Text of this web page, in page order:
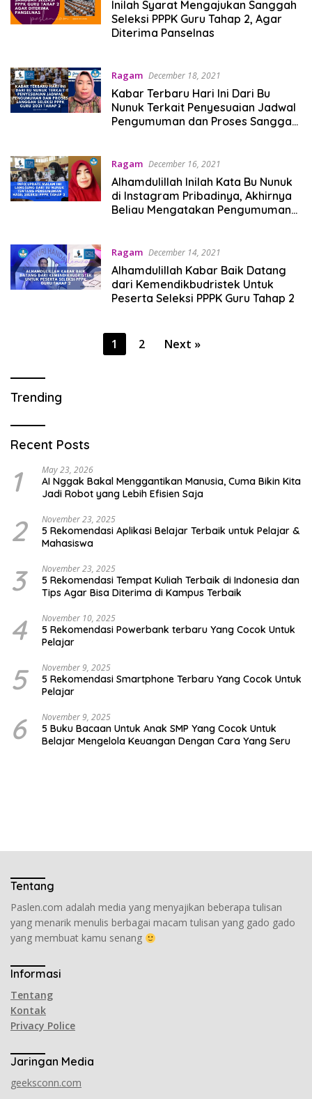
Inilah Syarat Mengajukan Sanggah
Seleksi PPPK Guru Tahap 2, Agar
Diterima Panselnas
Ragam December 18, 2021
Kabar Terbaru Hari Ini Dari Bu
Nunuk Terkait Penyesuaian Jadwal
Pengumuman dan Proses Sanggah
Ragam December 16, 2021
Alhamdulillah Inilah Kata Bu Nunuk
di Instagram Pribadinya, Akhirnya
Beliau Mengatakan Pengumuman
Ragam December 14, 2021
Alhamdulillah Kabar Baik Datang
dari Kemendikbudristek Untuk
Peserta Seleksi PPPK Guru Tahap 2
1 2 Next »
Trending
Recent Posts
1 May 23, 2026
AI Nggak Bakal Menggantikan Manusia, Cuma Bikin Kita
Jadi Robot yang Lebih Efisien Saja
2 November 23, 2025
5 Rekomendasi Aplikasi Belajar Terbaik untuk Pelajar &
Mahasiswa
3 November 23, 2025
5 Rekomendasi Tempat Kuliah Terbaik di Indonesia dan
Tips Agar Bisa Diterima di Kampus Terbaik
4 November 10, 2025
5 Rekomendasi Powerbank terbaru Yang Cocok Untuk
Pelajar
5 November 9, 2025
5 Rekomendasi Smartphone Terbaru Yang Cocok Untuk
Pelajar
6 November 9, 2025
5 Buku Bacaan Untuk Anak SMP Yang Cocok Untuk
Belajar Mengelola Keuangan Dengan Cara Yang Seru
Tentang
Paslen.com adalah media yang menyajikan beberapa tulisan
yang menarik menulis berbagai macam tulisan yang gado gado
yang membuat kamu senang
Informasi
Tentang
Kontak
Privacy Police
Jaringan Media
geeksconn.com